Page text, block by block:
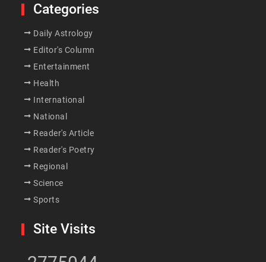
Categories
Daily Astrology
Editor's Column
Entertainment
Health
International
National
Reader's Article
Reader's Poetry
Regional
Science
Sports
Site Visits